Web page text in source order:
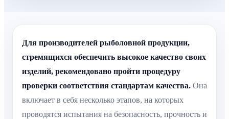
Для производителей рыболовной продукции,
стремящихся обеспечить высокое качество своих
изделий, рекомендовано пройти процедуру
проверки соответствия стандартам качества. Она
включает в себя несколько этапов, на которых
проводятся испытания на безопасность, прочность и